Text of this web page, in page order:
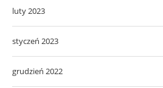
luty 2023
styczeń 2023
grudzień 2022